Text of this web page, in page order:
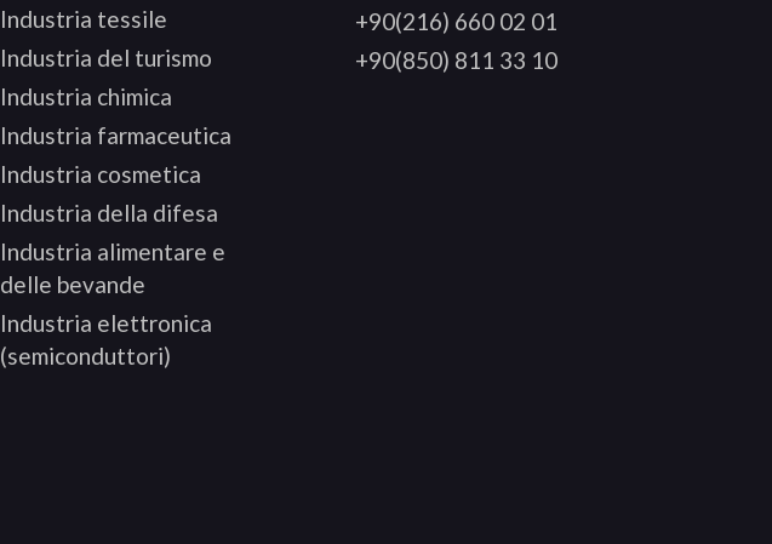
Industria tessile
Industria del turismo
Industria chimica
Industria farmaceutica
Industria cosmetica
Industria della difesa
Industria alimentare e
delle bevande
Industria elettronica
(semiconduttori)
+90(216) 660 02 01
+90(850) 811 33 10